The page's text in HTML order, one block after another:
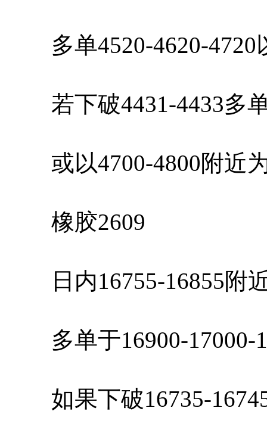
多单4520-4620-4720
若下破4431-4433多
或以4700-4800附近
橡胶2609
日内16755-16855附
多单于16900-17000-
如果下破16735-